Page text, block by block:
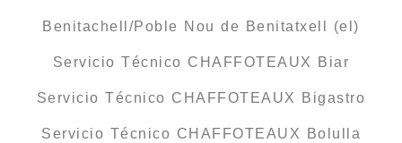
Benitachell/Poble Nou de Benitatxell (el)
Servicio Técnico CHAFFOTEAUX Biar
Servicio Técnico CHAFFOTEAUX Bigastro
Servicio Técnico CHAFFOTEAUX Bolulla